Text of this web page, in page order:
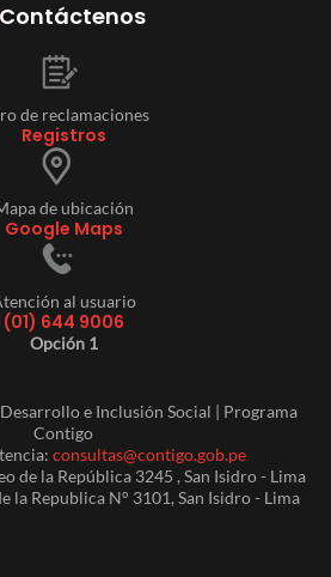
Contáctenos
de reclamaciones
Registros
de ubicación
Google Maps
al usuario
(01) 644 9006
Opción 1
e Inclusión Social | Programa
Contigo
consultas@contigo.gob.pe
de la República 3245 , San Isidro - Lima
la Republica N° 3101, San Isidro - Lima